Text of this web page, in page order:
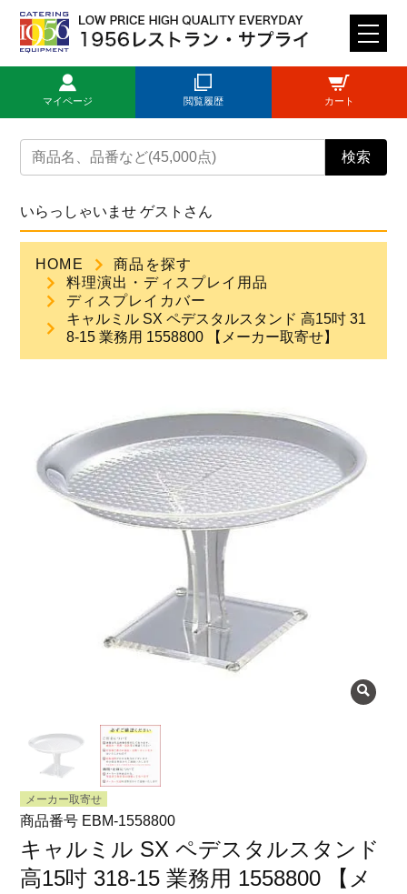
M
E
U
検索
マイページ 閲覧履歴 カート
トップページ
新規登録
商品一覧
ご利用ガイド
よくある質問
会社概要
プライバシーポリシー
特定商取引法に関する表示
いらっしゃいませ ゲストさん
HOME
商品を探す
料理演出・ディスプレイ用品
ディスプレイカバー
キャルミル SX ペデスタルスタンド 高15吋 31
8-15 業務用 1558800 【メーカー取寄せ】
メーカー取寄せ
商品番号 EBM-1558800
キャルミル SX ペデスタルスタンド
高15吋 318-15 業務用 1558800 【メ